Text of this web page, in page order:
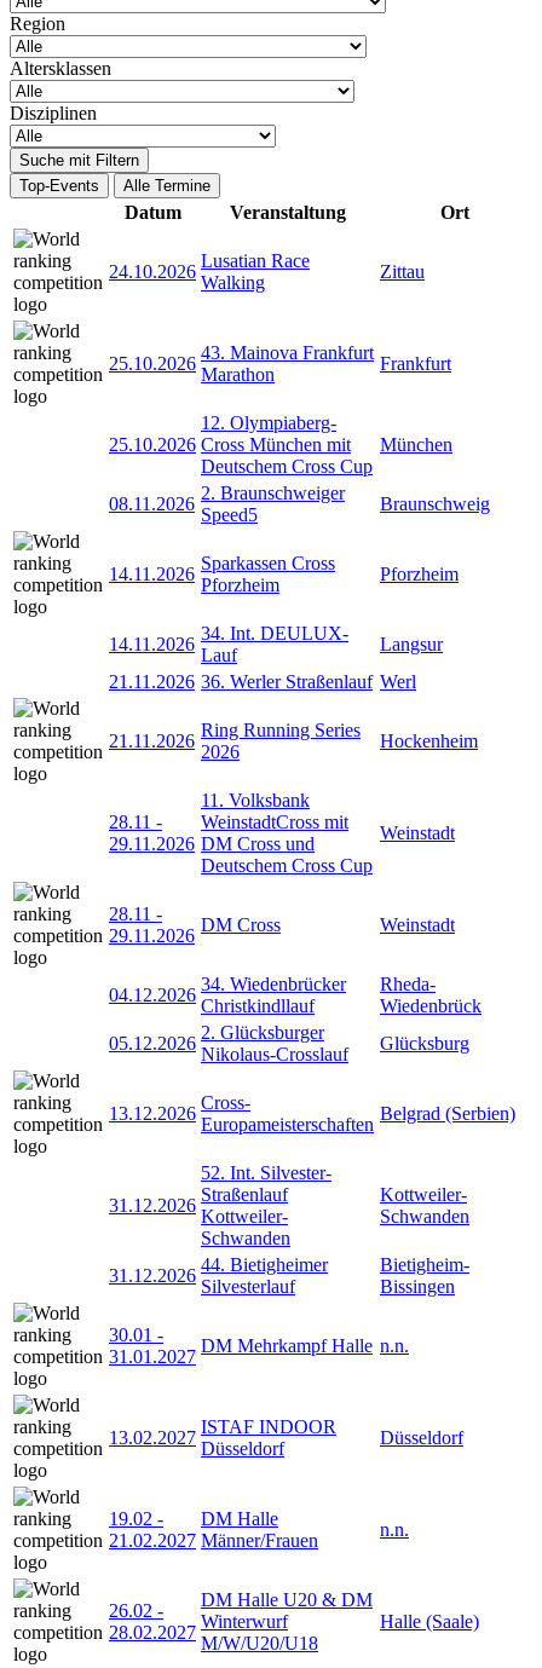
Region
Altersklassen
Disziplinen
Suche mit Filtern
Top-Events
Alle Termine
Datum Veranstaltung Ort
24.10.2026
Lusatian Race
Walking
Zittau
25.10.2026
43. Mainova Frankfurt
Marathon
Frankfurt
25.10.2026
12. Olympiaberg-
Cross München mit
Deutschem Cross Cup
München
08.11.2026
2. Braunschweiger
Speed5
Braunschweig
14.11.2026
Sparkassen Cross
Pforzheim
Pforzheim
14.11.2026
34. Int. DEULUX-
Lauf
Langsur
21.11.2026 36. Werler Straßenlauf Werl
21.11.2026
Ring Running Series
2026
Hockenheim
28.11 -
29.11.2026
11. Volksbank
WeinstadtCross mit
DM Cross und
Deutschem Cross Cup
Weinstadt
28.11 -
29.11.2026
DM Cross Weinstadt
04.12.2026
34. Wiedenbrücker
Christkindllauf
Rheda-
Wiedenbrück
05.12.2026
2. Glücksburger
Nikolaus-Crosslauf
Glücksburg
13.12.2026
Cross-
Europameisterschaften
Belgrad (Serbien)
31.12.2026
52. Int. Silvester-
Straßenlauf
Kottweiler-
Schwanden
Kottweiler-
Schwanden
31.12.2026
44. Bietigheimer
Silvesterlauf
Bietigheim-
Bissingen
30.01 -
31.01.2027
DM Mehrkampf Halle n.n.
13.02.2027
ISTAF INDOOR
Düsseldorf
Düsseldorf
19.02 -
21.02.2027
DM Halle
Männer/Frauen
n.n.
26.02 -
28.02.2027
DM Halle U20 & DM
Winterwurf
M/W/U20/U18
Halle (Saale)